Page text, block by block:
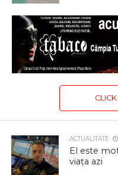
ACTUALITATE
El este
viața azi